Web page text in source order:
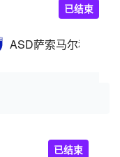
ASD萨索马尔科尼
已结束
已结束